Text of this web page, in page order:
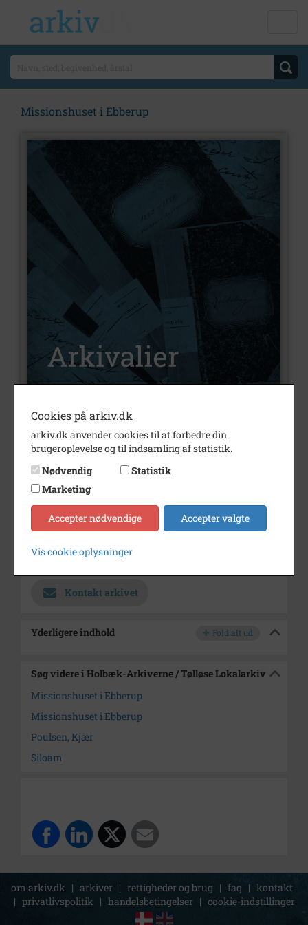
Missionshuset i Ebberup
Type
Arkivalier
Arkivskaber
Missionshuset i Ebberup
Dateringsnote
1887-1980
Arkiv
Kontakt arkivet
Yderligere indhold Fold alt ud
Søg videre i Holbæk-Arkiverne / Tølløse Lokalarkiv
Missionshuset i Ebberup
Missionshuset i Ebberup
Poulsen, Kjær
Siloam
om arkiv.dk | arkiver | rettigheder og brug | faq | kontakt
| privatlivspolitik | handelsbetingelser | cookie-indstillinger
Cookies på arkiv.dk
arkiv.dk anvender cookies til at forbedre din
brugeroplevelse og til indsamling af statistik.
Nødvendig
Statistik
Marketing
Accepter nødvendige Accepter valgte
Vis cookie oplysninger